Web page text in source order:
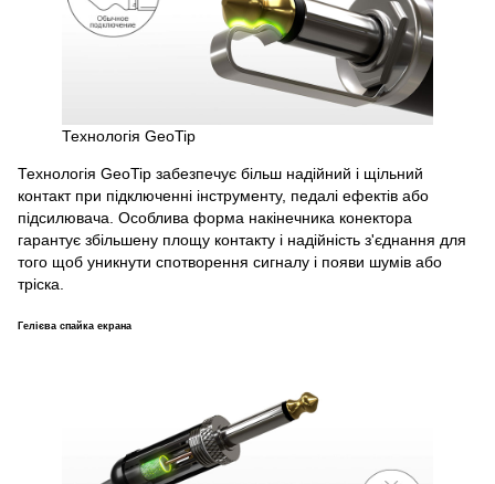
Технологія GeoTip
Технологія GeoTip забезпечує більш надійний і щільний
контакт при підключенні інструменту, педалі ефектів або
підсилювача. Особлива форма накінечника конектора
гарантує збільшену площу контакту і надійність з'єднання для
того щоб уникнути спотворення сигналу і появи шумів або
тріска.
Гелієва спайка екрана